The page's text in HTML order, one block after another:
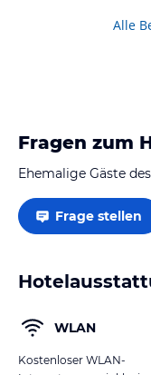
Highlight fürAlle
Fragen zum
Ehemalige Gäste
Frage stellen
WLAN
Kostenloser WLAN-